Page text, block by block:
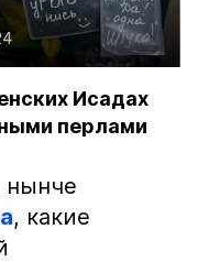
Исадах
перлами
нынче
, какие